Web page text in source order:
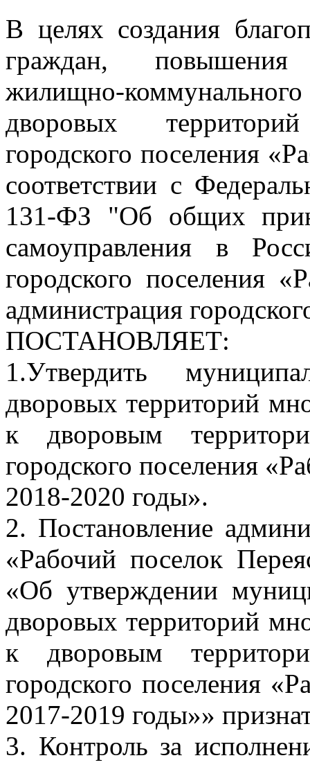
В целях создания
граждан, повышения
жилищно-коммунального
дворовых
городского поселения
соответствии с
131-ФЗ "Об общих
самоуправления в
городского поселения
администрация
ПОСТАНОВЛЯЕТ:
1.Утвердить
дворовых территорий
к дворовым
городского поселения
2018-2020 годы».
2. Постановление
«Рабочий поселок
«Об утверждении
дворовых территорий
к дворовым
городского поселения
2017-2019 годы»»
3. Контроль за